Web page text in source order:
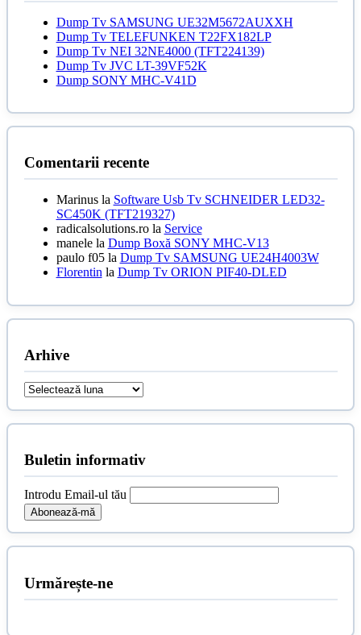
Dump Tv SAMSUNG UE32M5672AUXXH
Dump Tv TELEFUNKEN T22FX182LP
Dump Tv NEI 32NE4000 (TFT224139)
Dump Tv JVC LT-39VF52K
Dump SONY MHC-V41D
Comentarii recente
Marinusla Software Usb Tv SCHNEIDER LED32-
SC450K (TFT219327)
radicalsolutions.rola Service
manelela Dump Boxă SONY MHC-V13
paulo f05la Dump Tv SAMSUNG UE24H4003W
Florentinla Dump Tv ORION PIF40-DLED
Arhive
Arhive
Buletin informativ
Introdu Email-ul tău
Urmărește-ne